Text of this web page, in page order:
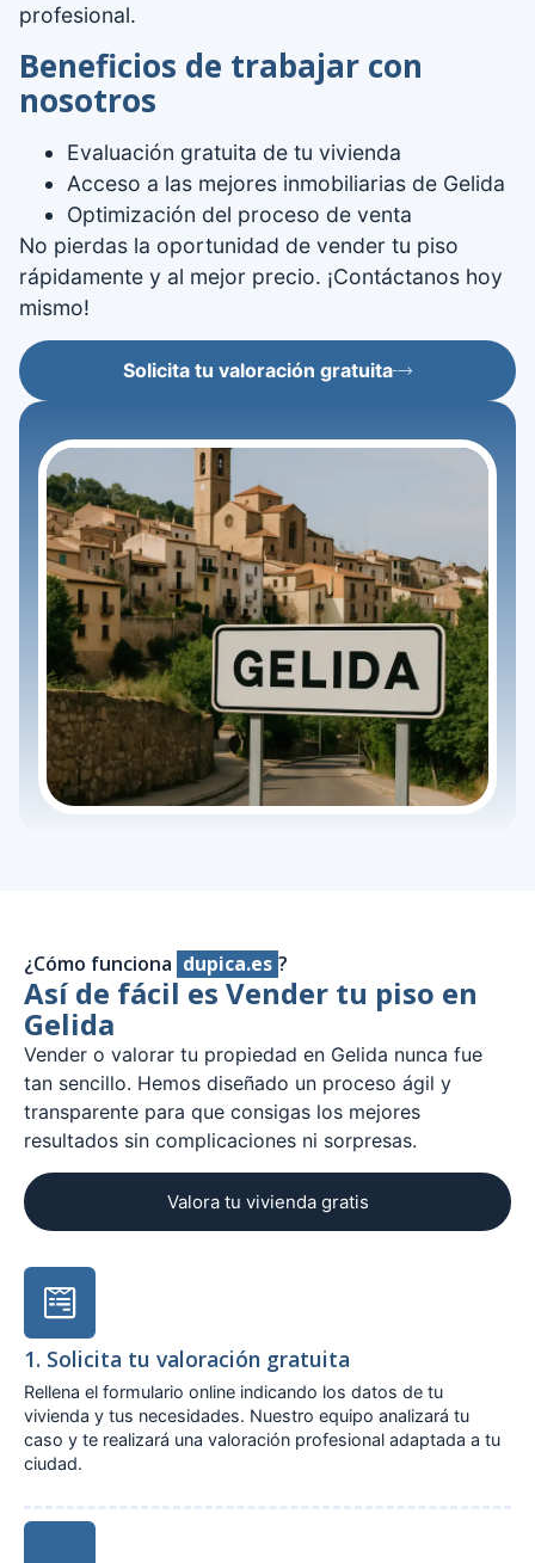
profesional.
Beneficios de trabajar con
nosotros
Evaluación gratuita de tu vivienda
Acceso a las mejores inmobiliarias de Gelida
Optimización del proceso de venta
No pierdas la oportunidad de vender tu piso
rápidamente y al mejor precio. ¡Contáctanos hoy
mismo!
Solicita tu valoración gratuita
¿Cómo funciona dupica.es ?
Así de fácil es Vender tu piso en
Gelida
Vender o valorar tu propiedad en Gelida nunca fue
tan sencillo. Hemos diseñado un proceso ágil y
transparente para que consigas los mejores
resultados sin complicaciones ni sorpresas.
Valora tu vivienda gratis
1. Solicita tu valoración gratuita
Rellena el formulario online indicando los datos de tu
vivienda y tus necesidades. Nuestro equipo analizará tu
caso y te realizará una valoración profesional adaptada a tu
ciudad.